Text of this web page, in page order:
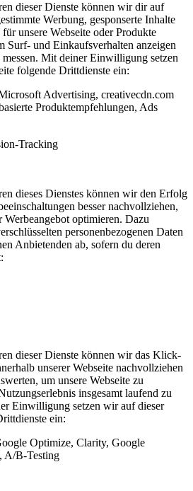
dieser Dienste können wir dir auf
Werbung, gesponserte Inhalte
unsere Webseite oder Produkte
Surf- und Einkaufsverhalten anzeigen
Mit deiner Einwilligung setzen
folgende Drittdienste ein:
Advertising, creativecdn.com
Produktempfehlungen, Ads
Tracking
dieses Dienstes können wir den Erfolg
besser nachvollziehen,
Werbeangebot optimieren. Dazu
personenbezogenen Daten
Anbietenden ab, sofern du deren
dieser Dienste können wir das Klick-
unserer Webseite nachvollziehen
um unsere Webseite zu
insgesamt laufend zu
Einwilligung setzen wir auf dieser
ein:
Optimize, Clarity, Google
A/B-Testing